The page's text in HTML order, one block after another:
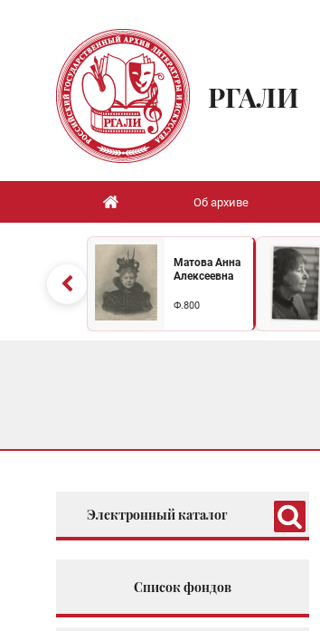
РГАЛИ
Об архиве
Матова Анна
Алексеевна
Ф.800
Электронный каталог
Список фондов